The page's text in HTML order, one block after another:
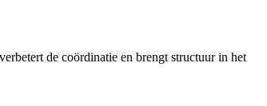
de coördinatie en brengt structuur in het